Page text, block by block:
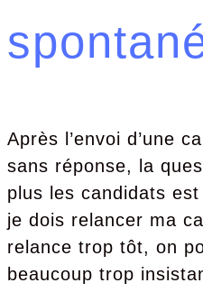
Après l’envoi d’une
sans réponse, la
plus les candidats
je dois relancer ma
relance trop tôt, on
beaucoup trop